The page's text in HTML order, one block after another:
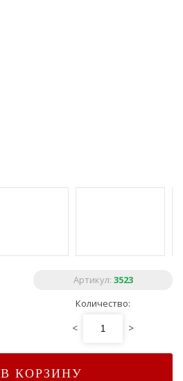
Артикул: 3523
Количество:
< >
В КОРЗИНУ